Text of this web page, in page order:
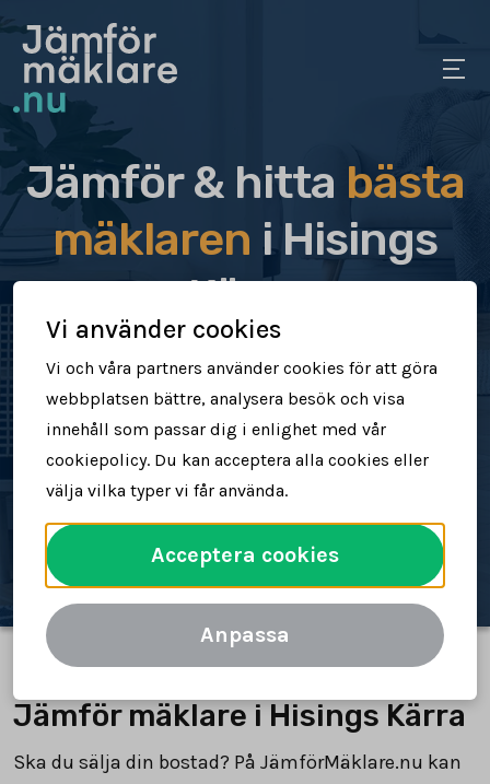
Jämför & hitta bästa
mäklaren i Hisings
Kärra
Jämför & hitta rätt mäklare för dig
Sälj din bostad snabbt & tryggt
Få högre försäljningspris
Jämför mäklare
Jämför mäklare i Hisings Kärra
Ska du sälja din bostad? På JämförMäklare.nu kan
Vi använder cookies
Vi och våra partners använder cookies för att göra
webbplatsen bättre, analysera besök och visa
innehåll som passar dig i enlighet med vår
cookiepolicy. Du kan acceptera alla cookies eller
välja vilka typer vi får använda.
Acceptera cookies
Anpassa